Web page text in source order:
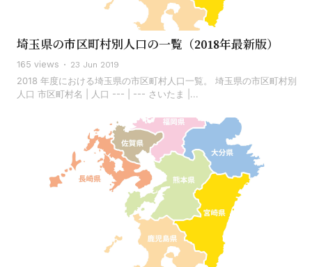
埼玉県の市区町村別人口の一覧（2018年最新版）
165 views 23 Jun 2019
2018 年度における埼玉県の市区町村人口一覧。 埼玉県の市区町村別
人口 市区町村名 | 人口 --- | --- さいたま |...